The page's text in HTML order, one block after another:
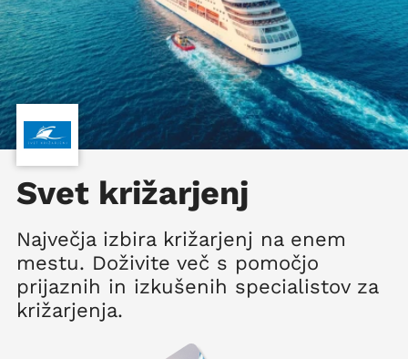
Svet križarjenj
Največja izbira križarjenj na enem
mestu. Doživite več s pomočjo
prijaznih in izkušenih specialistov za
križarjenja.